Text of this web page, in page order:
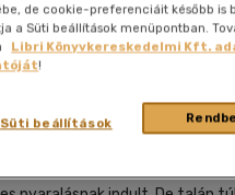
de cookie-preferenciáit később is
a Süti beállítások menüpontban.
Libri Könyvkereskedelmi Kft.
!
Süti beállítások